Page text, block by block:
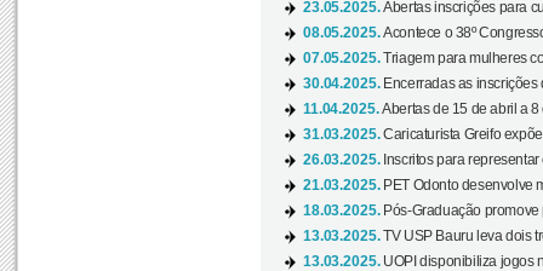
23.05.2025.Abertas inscrições para
08.05.2025.Acontece o 38º
07.05.2025.Triagem para mulheres
30.04.2025. Encerradas as inscrições
11.04.2025.Abertas de 15 de abril a
31.03.2025.Caricaturista Greifo
26.03.2025. Inscritos para
21.03.2025. PET Odonto desenvolve
18.03.2025. Pós-Graduação
13.03.2025.TV USP Bauru leva dois
13.03.2025. UOPI disponibiliza jogos